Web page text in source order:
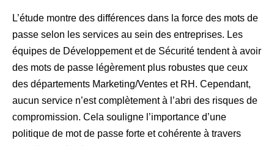
L’étude montre des différences dans la force des mots de
passe selon les services au sein des entreprises. Les
équipes de Développement et de Sécurité tendent à avoir
des mots de passe légèrement plus robustes que ceux
des départements Marketing/Ventes et RH. Cependant,
aucun service n’est complètement à l’abri des risques de
compromission. Cela souligne l’importance d’une
politique de mot de passe forte et cohérente à travers